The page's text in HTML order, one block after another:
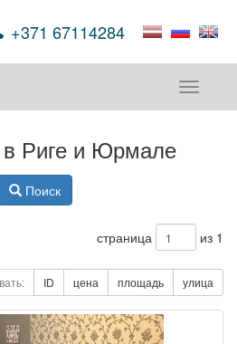
+371 67114284
Toggle
Риге и Юрмале
Поиск
страница из 1
ID цена площадь улица